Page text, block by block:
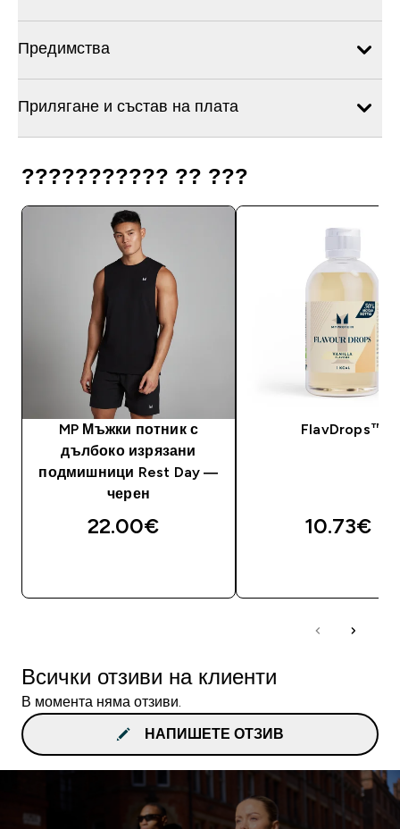
Предимства
Прилягане и състав на плата
??????????? ?? ???
MP Мъжки потник с
дълбоко изрязани
подмишници Rest Day —
черен
22.00€‎
FlavDrops™
10.73€‎
Всички отзиви на клиенти
В момента няма отзиви.
НАПИШЕТЕ ОТЗИВ